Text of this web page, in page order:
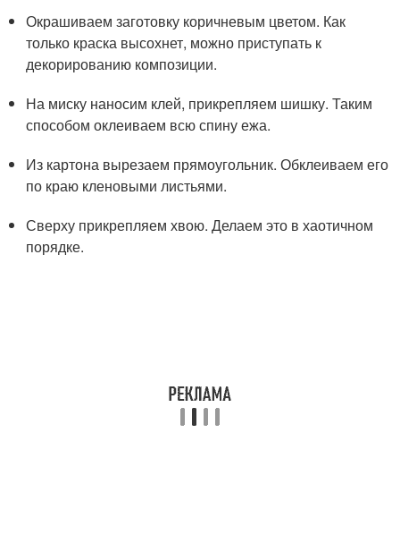
Окрашиваем заготовку коричневым цветом. Как
только краска высохнет, можно приступать к
декорированию композиции.
На миску наносим клей, прикрепляем шишку. Таким
способом оклеиваем всю спину ежа.
Из картона вырезаем прямоугольник. Обклеиваем его
по краю кленовыми листьями.
Сверху прикрепляем хвою. Делаем это в хаотичном
порядке.